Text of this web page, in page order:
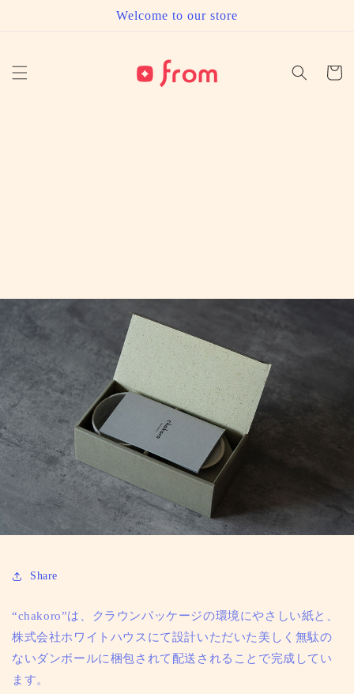
Welcome to our store
ー
Share
“chakoro”は、クラウンパッケージの環境にやさしい紙と、
株式会社ホワイトハウスにて設計いただいた美しく無駄の
ないダンボールに梱包されて配送されることで完成してい
ます。